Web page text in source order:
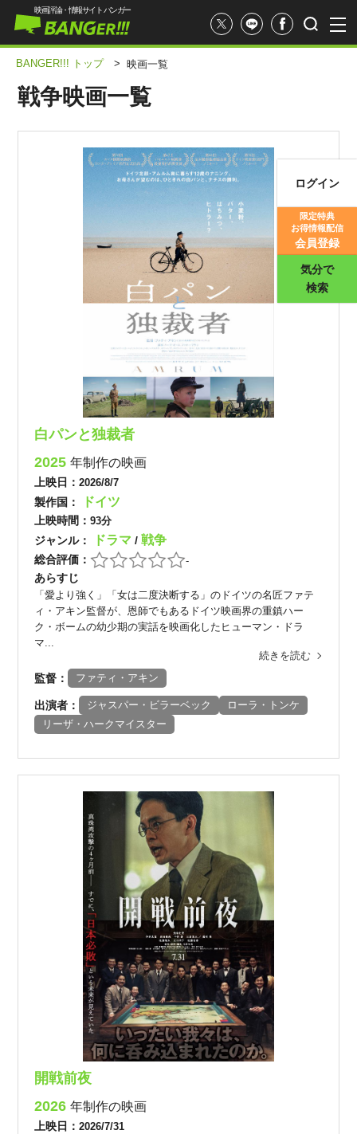
映画評価
映画評論・情報サイト バンガー
ログイン
限定特典
お得情報配信
会員登録
気分で
検索
BANGER!!! トップ > 映画一覧
戦争映画一覧
白パンと独裁者
2025年制作の映画
上映日：2026/8/7
製作国： ドイツ
上映時間：93分
ジャンル： ドラマ/戦争
総合評価： -
あらすじ
「愛より強く」「女は二度決断する」のドイツの名匠ファテ
ィ・アキン監督が、恩師でもあるドイツ映画界の重鎮ハー
ク・ボームの幼少期の実話を映画化したヒューマン・ドラ
マ...
続きを読む
監督： ファティ・アキン
出演者： ジャスパー・ビラーベック
ローラ・トンケ
リーザ・ハークマイスター
開戦前夜
2026年制作の映画
上映日：2026/7/31